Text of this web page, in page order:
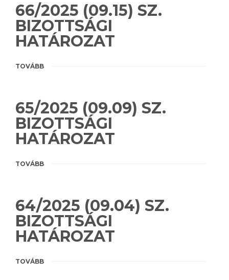
66/2025 (09.15) SZ.
BIZOTTSÁGI
HATÁROZAT
TOVÁBB
65/2025 (09.09) SZ.
BIZOTTSÁGI
HATÁROZAT
TOVÁBB
64/2025 (09.04) SZ.
BIZOTTSÁGI
HATÁROZAT
TOVÁBB